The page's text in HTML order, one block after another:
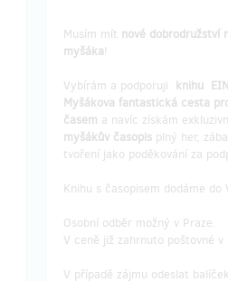
Musím mít nové dobrodružství
myšáka!
Vybírám a podporuji knihu
Myšákova fantastická cesta
časem a navíc získám
myšákův časopis plný her,
tvoření jako poděkování za
Knihu s časopisem dodáme do
Osobní odběr možný v Praze.
V ceně již zahrnuto poštovné v
V případě zájmu odeslat